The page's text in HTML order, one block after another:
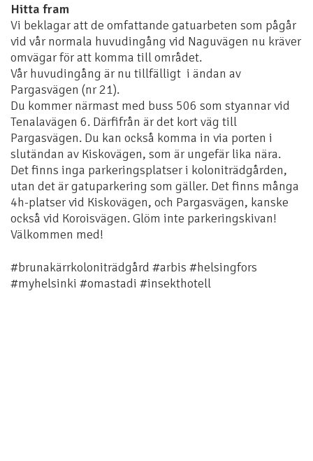
Hitta fram
Vi beklagar att de omfattande gatuarbeten som pågår
vid vår normala huvudingång vid Naguvägen nu kräver
omvägar för att komma till området.
Vår huvudingång är nu tillfälligt i ändan av
Pargasvägen (nr 21).
Du kommer närmast med buss 506 som styannar vid
Tenalavägen 6. Därfifrån är det kort väg till
Pargasvägen. Du kan också komma in via porten i
slutändan av Kiskovägen, som är ungefär lika nära.
Det finns inga parkeringsplatser i koloniträdgården,
utan det är gatuparkering som gäller. Det finns många
4h-platser vid Kiskovägen, och Pargasvägen, kanske
också vid Koroisvägen. Glöm inte parkeringskivan!
Välkommen med!
#brunakärrkoloniträdgård #arbis #helsingfors
#myhelsinki #omastadi #insekthotell